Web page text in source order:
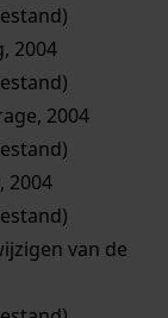
2004
2004
2004
van de